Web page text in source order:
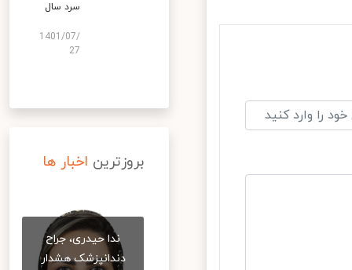
سرد سال
1401/07/
27
بروزترین اخبار ها
ندا حیدری، جراح
دندانپزشک هشدار